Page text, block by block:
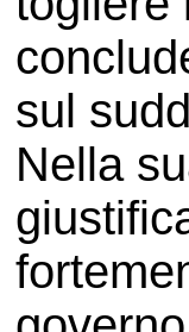
sul
Nella